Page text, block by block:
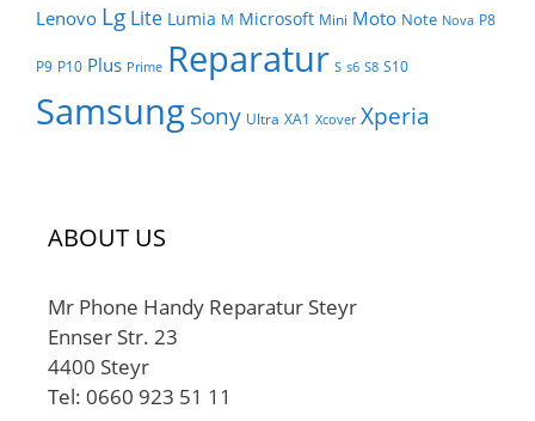
Lenovo Lg Lite Lumia M Microsoft Mini Moto Note Nova P8
P9 P10 Plus Prime Reparatur S s6 S8 S10
Samsung Sony Ultra XA1 Xcover Xperia
ABOUT US
Mr Phone Handy Reparatur Steyr
Ennser Str. 23
4400 Steyr
Tel: 0660 923 51 11